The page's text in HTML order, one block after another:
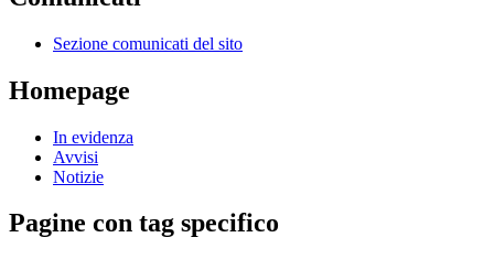
Sezione comunicati del sito
Homepage
In evidenza
Avvisi
Notizie
Pagine con tag specifico